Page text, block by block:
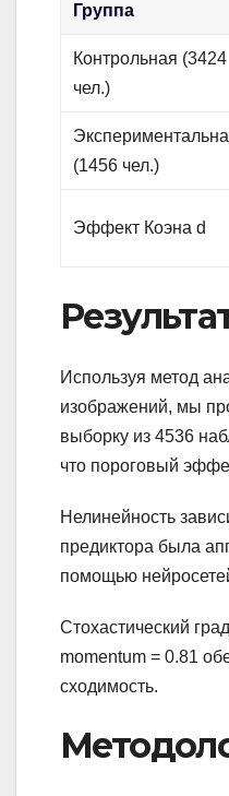
Группа
Контрольная (3424
чел.)
(1456 чел.)
Эффект Коэна d
Используя метод
изображений, мы
выборку из 4536
что пороговый
Нелинейность
предиктора была
помощью
Стохастический
momentum = 0.81
сходимость.